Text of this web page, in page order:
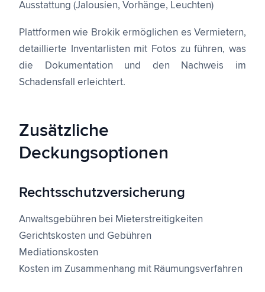
Ausstattung (Jalousien, Vorhänge, Leuchten)
Plattformen wie Brokik ermöglichen es Vermietern,
detaillierte Inventarlisten mit Fotos zu führen, was
die Dokumentation und den Nachweis im
Schadensfall erleichtert.
Zusätzliche
Deckungsoptionen
Rechtsschutzversicherung
Anwaltsgebühren bei Mieterstreitigkeiten
Gerichtskosten und Gebühren
Mediationskosten
Kosten im Zusammenhang mit Räumungsverfahren